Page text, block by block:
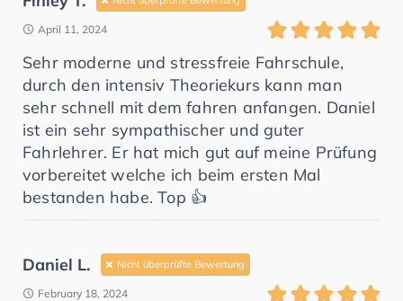
April 11, 2024
Sehr moderne und stressfreie Fahrschule,
durch den intensiv Theoriekurs kann man
sehr schnell mit dem fahren anfangen. Daniel
ist ein sehr sympathischer und guter
Fahrlehrer. Er hat mich gut auf meine Prüfung
vorbereitet welche ich beim ersten Mal
bestanden habe. Top 👍
Daniel L. Nicht überprüfte Bewertung
February 18, 2024